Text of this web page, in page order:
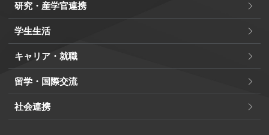
研究・産学官連携
学生生活
キャリア・就職
留学・国際交流
社会連携